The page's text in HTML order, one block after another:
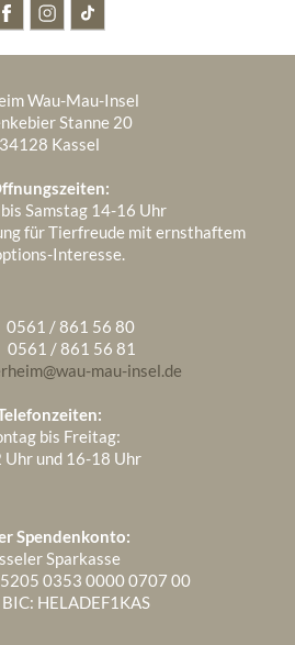
Wau-Mau-Insel
Stanne 20
34128 Kassel
Samstag 14-16 Uhr
für Tierfreude mit ernsthaftem
Interesse.
0561 / 861 56 80
0561 / 861 56 81
mau-insel.de
bis Freitag:
Uhr und 16-18 Uhr
Spendenkonto:
Sparkasse
0353 0000 0707 00
HELADEF1KAS